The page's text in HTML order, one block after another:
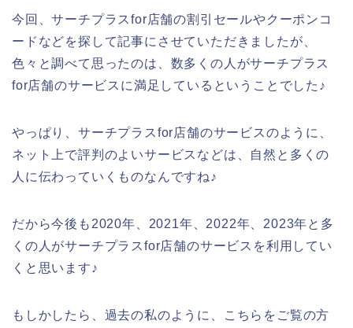
今回、サーチプラスfor店舗の割引セールやクーポンコ
ードなどを探して記事にさせていただきましたが、
色々と調べて思ったのは、数多くの人がサーチプラス
for店舗のサービスに満足しているということでした♪
やっぱり、サーチプラスfor店舗のサービスのように、
ネット上で評判のよいサービスなどは、自然と多くの
人に伝わっていくものなんですね♪
だから今後も2020年、2021年、2022年、2023年と多
くの人がサーチプラスfor店舗のサービスを利用してい
くと思います♪
もしかしたら、過去の私のように、こちらをご覧の方